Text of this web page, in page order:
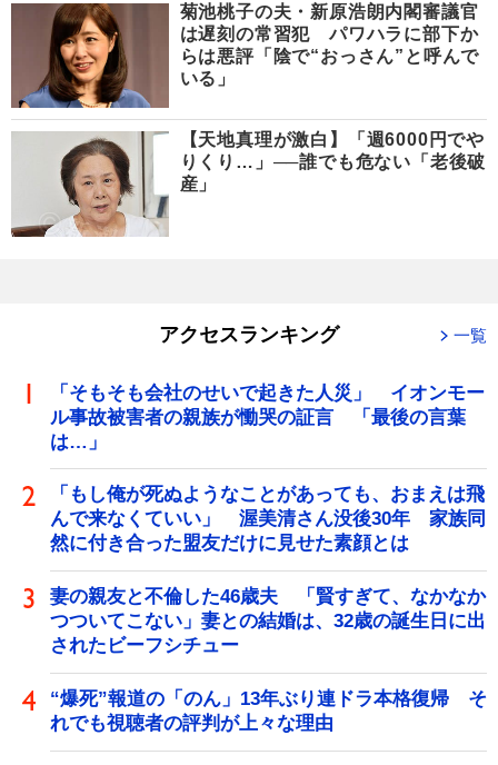
菊池桃子の夫・新原浩朗内閣審議官
は遅刻の常習犯 パワハラに部下か
らは悪評「陰で“おっさん”と呼んで
いる」
【天地真理が激白】「週6000円でや
りくり…」──誰でも危ない「老後破
産」
アクセスランキング 一覧
「そもそも会社のせいで起きた人災」 イオンモー
ル事故被害者の親族が慟哭の証言 「最後の言葉
は…」
「もし俺が死ぬようなことがあっても、おまえは飛
んで来なくていい」 渥美清さん没後30年 家族同
然に付き合った盟友だけに見せた素顔とは
妻の親友と不倫した46歳夫 「賢すぎて、なかなか
つついてこない」妻との結婚は、32歳の誕生日に出
されたビーフシチュー
“爆死”報道の「のん」13年ぶり連ドラ本格復帰 そ
れでも視聴者の評判が上々な理由